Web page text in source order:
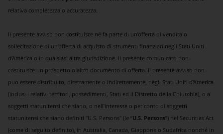
relativa completezza o accuratezza.
Il presente avviso non costituisce né fa parte di un’offerta di vendita o
sollecitazione di un’offerta di acquisto di strumenti finanziari negli Stati Uniti
d’America o in qualsiasi altra giurisdizione. Il presente comunicato non
costituisce un prospetto o altro documento di offerta. Il presente avviso non
può essere distribuito, direttamente o indirettamente, negli Stati Uniti d'America
(inclusi i relativi territori, possedimenti, Stati ed il Distretto della Columbia), o a
soggetti statunitensi che siano, o nell’interesse o per conto di soggetti
statunitensi che siano definiti "U.S. Persons" (le “U.S. Persons”) nel Securities Act
(come di seguito definito), in Australia, Canada, Giappone o Sudafrica nonché in